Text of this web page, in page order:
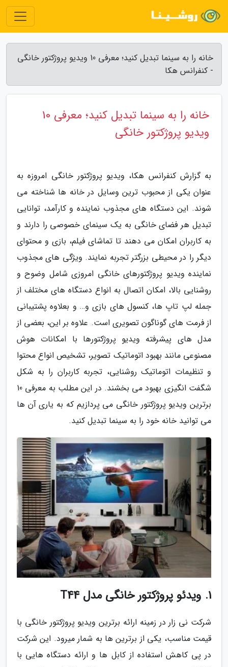
خانه را به سینما تبدیل کنید؛ معرفی 10 ویدیو پروژکتور خانگی
- کنفرانس هکا
خانه را به سینما تبدیل کنید؛ معرفی 10
ویدیو پروژکتور خانگی
به گزارش کنفرانس هکا، ویدیو پروژکتور خانگی امروزه به
عنوان یکی از محبوب ترین وسایل در خانه ها شناخته می
شوند. این دستگاه های مجذوب نماینده و کارآمد، توانایی
تبدیل هر فضای خانگی به یک سینمای خصوصی را دارند و
به کاربران امکان می دهند تا تماشای فیلم، بازی و محتوای
دیگر را در محیطی بزرگتر تجربه نمایند. ویژگی های مجذوب
نماینده ویدیو پروژکتورهای خانگی امروزی شامل وضوح و
روشنایی بالا، امکان اتصال به انواع دستگاه های مختلف از
جمله لپ تاپ ها، کنسول های بازی و… و بعلاوه پشتیبانی
از فرمت های گوناگون تصویری است. علاوه بر این، بعضی از
مدل های پیشرفته ویدیو پروژکتورها با امکانات هوش
مصنوعی مانند بهبود اتوماتیک تصویر، تشخیص انواع محتوا
و تنظیمات اتوماتیک روشنایی، تجربه کاربران را به شکل
شگفت انگیزی بهبود می بخشند. در این مطلب به معرفی 10
برترین ویدیو پروژکتور خانگی می پردازیم که به یاری آن ها
می توانید خانه خود را به سینما تبدیل کنید.
1. ویدئو پروژکتور خانگی مدل T44
شرکت نی زار در زمینه ارائه برترین ویدیو پروژکتور خانگی با
قیمت مناسب، یکی از برترین ها به شمار میرود. این شرکت
در پی کاهش استفاده از کابل ها و ارائه دستگاه هایی با